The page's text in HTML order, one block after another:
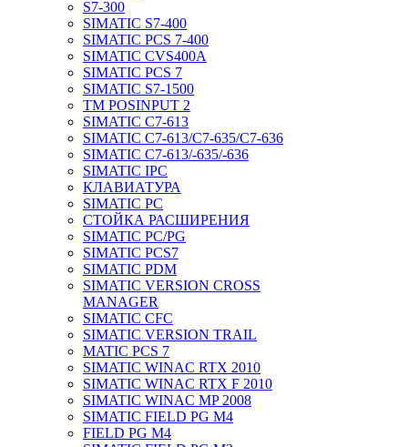
S7-300
SIMATIC S7-400
SIMATIC PCS 7-400
SIMATIC CVS400A
SIMATIC PCS 7
SIMATIC S7-1500
TM POSINPUT 2
SIMATIC C7-613
SIMATIC C7-613/C7-635/C7-636
SIMATIC C7-613/-635/-636
SIMATIC IPC
КЛАВИАТУРА
SIMATIC PC
СТОЙКА РАСШИРЕНИЯ
SIMATIC PC/PG
SIMATIC PCS7
SIMATIC PDM
SIMATIC VERSION CROSS
MANAGER
SIMATIC CFC
SIMATIC VERSION TRAIL
MATIC PCS 7
SIMATIC WINAC RTX 2010
SIMATIC WINAC RTX F 2010
SIMATIC WINAC MP 2008
SIMATIC FIELD PG M4
FIELD PG M4